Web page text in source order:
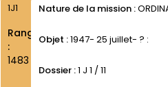
1J1
Rang
:
1483
Nature de la mission :
Objet :1947- 25 juillet- ? :
Dossier :1 J 1 / 11